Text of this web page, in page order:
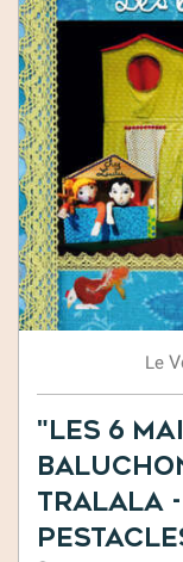
Le
"Les 6
Tralala -